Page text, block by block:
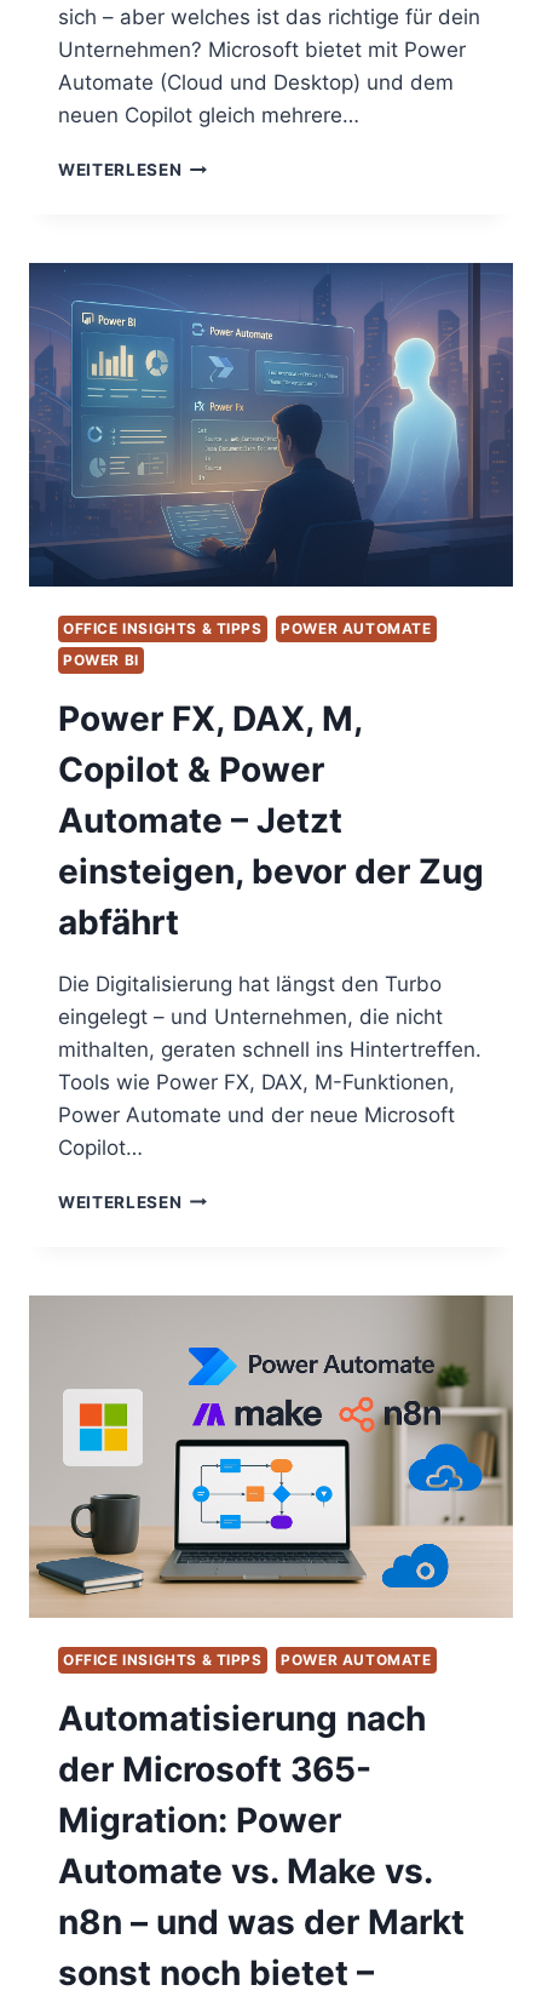
sich – aber welches ist das richtige für dein
Unternehmen? Microsoft bietet mit Power
Automate (Cloud und Desktop) und dem
neuen Copilot gleich mehrere…
WEITERLESEN POWER
CLOUD
WANN
LOHNT
SICH
WAS?
MIT
KOSTEN,
COPILOT-
EINSATZ
UND
VERSTÄNDLICHER
RPA-
OFFICE INSIGHTS & TIPPS
POWER AUTOMATE
POWER BI
Power FX, DAX, M,
Copilot & Power
Automate – Jetzt
einsteigen, bevor der Zug
abfährt
Die Digitalisierung hat längst den Turbo
eingelegt – und Unternehmen, die nicht
mithalten, geraten schnell ins Hintertreffen.
Tools wie Power FX, DAX, M-Funktionen,
Power Automate und der neue Microsoft
Copilot…
WEITERLESEN POWER
COPILOT
POWER
AUTOMATE
JETZT
EINSTEIGEN,
BEVOR
DER
ZUG
ABFÄHRT
OFFICE INSIGHTS & TIPPS POWER AUTOMATE
Automatisierung nach
der Microsoft 365-
Migration: Power
Automate vs. Make vs.
n8n – und was der Markt
sonst noch bietet –